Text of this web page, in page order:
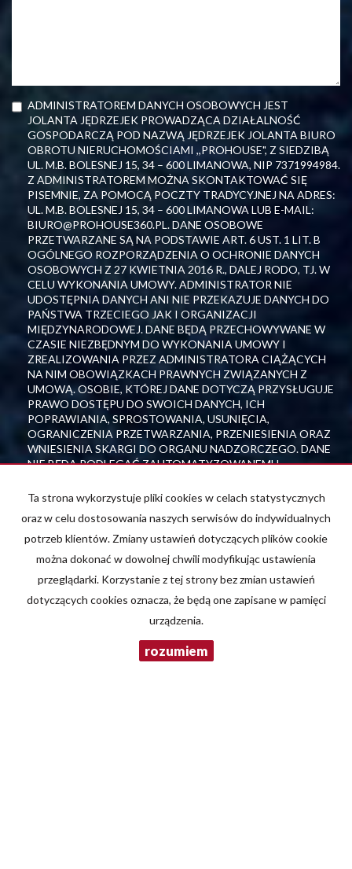
ADMINISTRATOREM DANYCH OSOBOWYCH JEST
JOLANTA JĘDRZEJEK PROWADZĄCA DZIAŁALNOŚĆ
GOSPODARCZĄ POD NAZWĄ JĘDRZEJEK JOLANTA BIURO
OBROTU NIERUCHOMOŚCIAMI ,,PROHOUSE", Z SIEDZIBĄ
UL. M.B. BOLESNEJ 15, 34 – 600 LIMANOWA, NIP 7371994984.
Z ADMINISTRATOREM MOŻNA SKONTAKTOWAĆ SIĘ
PISEMNIE, ZA POMOCĄ POCZTY TRADYCYJNEJ NA ADRES:
UL. M.B. BOLESNEJ 15, 34 – 600 LIMANOWA LUB E-MAIL:
BIURO@PROHOUSE360.PL. DANE OSOBOWE
PRZETWARZANE SĄ NA PODSTAWIE ART. 6 UST. 1 LIT. B
OGÓLNEGO ROZPORZĄDZENIA O OCHRONIE DANYCH
OSOBOWYCH Z 27 KWIETNIA 2016 R., DALEJ RODO, TJ. W
CELU WYKONANIA UMOWY. ADMINISTRATOR NIE
UDOSTĘPNIA DANYCH ANI NIE PRZEKAZUJE DANYCH DO
PAŃSTWA TRZECIEGO JAK I ORGANIZACJI
MIĘDZYNARODOWEJ. DANE BĘDĄ PRZECHOWYWANE W
CZASIE NIEZBĘDNYM DO WYKONANIA UMOWY I
ZREALIZOWANIA PRZEZ ADMINISTRATORA CIĄŻĄCYCH
NA NIM OBOWIĄZKACH PRAWNYCH ZWIĄZANYCH Z
UMOWĄ. OSOBIE, KTÓREJ DANE DOTYCZĄ PRZYSŁUGUJE
PRAWO DOSTĘPU DO SWOICH DANYCH, ICH
POPRAWIANIA, SPROSTOWANIA, USUNIĘCIA,
OGRANICZENIA PRZETWARZANIA, PRZENIESIENIA ORAZ
WNIESIENIA SKARGI DO ORGANU NADZORCZEGO. DANE
NIE BĘDĄ PODLEGAĆ ZAUTOMATYZOWANEMU
PODANIE DANYCH JEST DOBROWOLNE, ALE NIEZBĘDNE
POLITYCE PRYWATNOŚCI.
Ta strona wykorzystuje pliki cookies w celach statystycznych
oraz w celu dostosowania naszych serwisów do indywidualnych
potrzeb klientów. Zmiany ustawień dotyczących plików cookie
można dokonać w dowolnej chwili modyfikując ustawienia
przeglądarki. Korzystanie z tej strony bez zmian ustawień
dotyczących cookies oznacza, że będą one zapisane w pamięci
urządzenia.
rozumiem